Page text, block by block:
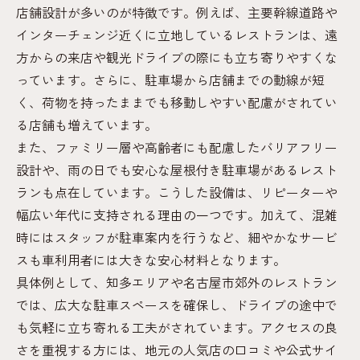
店舗設計が多いのが特徴です。例えば、主要幹線道路や
インターチェンジ近くに立地しているレストランは、遠
方からの来店や観光ドライブの際にも立ち寄りやすくな
っています。さらに、駐車場から店舗までの動線が短
く、荷物を持ったままでも移動しやすい配慮がされてい
る店舗も増えています。
また、ファミリー層や高齢者にも配慮したバリアフリー
設計や、雨の日でも安心な屋根付き駐車場があるレスト
ランも点在しています。こうした設備は、リピーターや
幅広い年代に支持される理由の一つです。加えて、混雑
時にはスタッフが駐車案内を行うなど、細やかなサービ
スも車利用者には大きな安心材料となります。
具体例として、知多エリアや名古屋市郊外のレストラン
では、広大な駐車スペースを確保し、ドライブの途中で
も気軽に立ち寄れる工夫がされています。アクセスの良
さを重視する方には、地元の人気店の口コミや公式サイ